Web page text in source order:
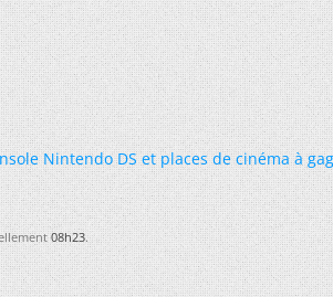
Nintendo DS et places de cinéma à
08h23.